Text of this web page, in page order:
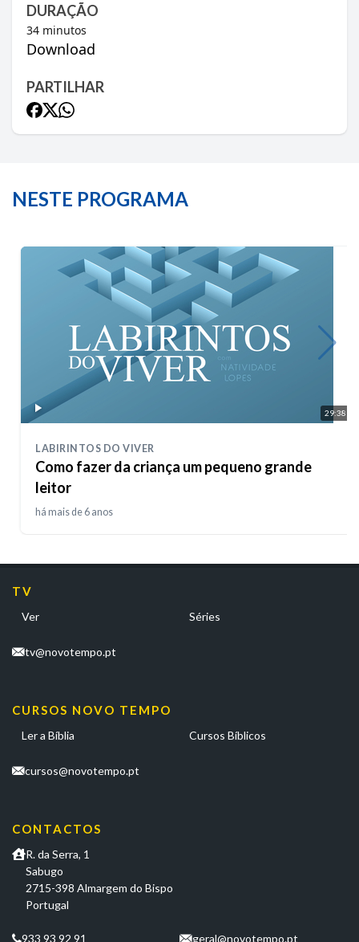
DURAÇÃO
34 minutos
Download
PARTILHAR
NESTE PROGRAMA
29:38
LABIRINTOS DO VIVER
Como fazer da criança um pequeno grande
leitor
há mais de 6 anos
TV
Ver Séries
tv@novotempo.pt
CURSOS NOVO TEMPO
Ler a Bíblia Cursos Bíblicos
cursos@novotempo.pt
CONTACTOS
R. da Serra, 1
Sabugo
2715-398 Almargem do Bispo
Portugal
933 93 92 91 geral@novotempo.pt